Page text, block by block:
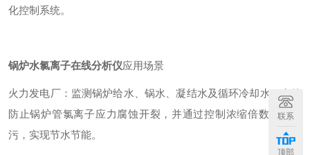
化控制系统。
锅炉水氯离子在线分析仪应用场景
火力发电厂：监测锅炉给水、锅水、凝结水及循环冷却水，有效
防止锅炉管氯离子应力腐蚀开裂，并通过控制浓缩倍数减少排
污，实现节水节能。
联系
顶部